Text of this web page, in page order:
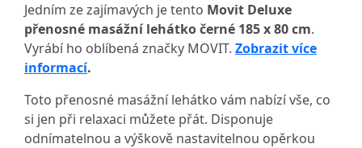
Jedním ze zajímavých je tento Movit Deluxe
přenosné masážní lehátko černé 185 x 80 cm.
Vyrábí ho oblíbená značky MOVIT. Zobrazit více
informací.
Toto přenosné masážní lehátko vám nabízí vše, co
si jen při relaxaci můžete přát. Disponuje
odnímatelnou a výškově nastavitelnou opěrkou